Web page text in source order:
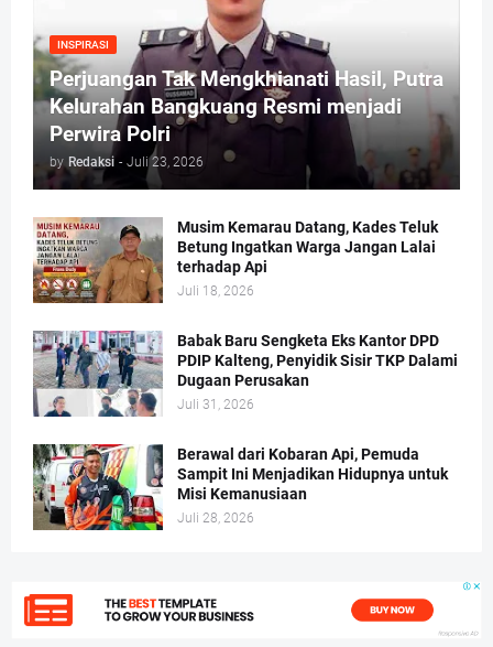
INSPIRASI
Perjuangan Tak Mengkhianati Hasil, Putra
Kelurahan Bangkuang Resmi menjadi
Perwira Polri
by Redaksi - Juli 23, 2026
Musim Kemarau Datang, Kades Teluk
Betung Ingatkan Warga Jangan Lalai
terhadap Api
Juli 18, 2026
Babak Baru Sengketa Eks Kantor DPD
PDIP Kalteng, Penyidik Sisir TKP Dalami
Dugaan Perusakan
Juli 31, 2026
Berawal dari Kobaran Api, Pemuda
Sampit Ini Menjadikan Hidupnya untuk
Misi Kemanusiaan
Juli 28, 2026